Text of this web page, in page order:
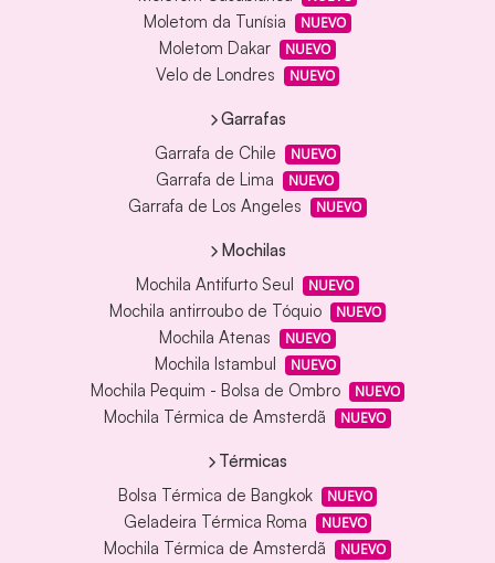
Moletom da Tunísia NUEVO
Moletom Dakar NUEVO
Velo de Londres NUEVO
Garrafas
Garrafa de Chile
NUEVO
Garrafa de Lima NUEVO
Garrafa de Los Angeles NUEVO
Mochilas
Mochila Antifurto Seul
NUEVO
Mochila antirroubo de Tóquio NUEVO
Mochila Atenas NUEVO
Mochila Istambul NUEVO
Mochila Pequim - Bolsa de Ombro NUEVO
Mochila Térmica de Amsterdã NUEVO
Térmicas
Bolsa Térmica de Bangkok
NUEVO
Geladeira Térmica Roma NUEVO
Mochila Térmica de Amsterdã NUEVO